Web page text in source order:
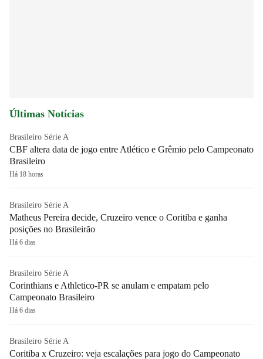
Últimas Notícias
Brasileiro Série A
CBF altera data de jogo entre Atlético e Grêmio pelo Campeonato
Brasileiro
Há 18 horas
Brasileiro Série A
Matheus Pereira decide, Cruzeiro vence o Coritiba e ganha
posições no Brasileirão
Há 6 dias
Brasileiro Série A
Corinthians e Athletico-PR se anulam e empatam pelo
Campeonato Brasileiro
Há 6 dias
Brasileiro Série A
Coritiba x Cruzeiro: veja escalações para jogo do Campeonato